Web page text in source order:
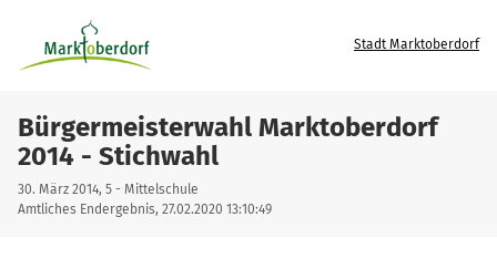
Stadt Marktoberdorf
Bürgermeisterwahl Marktoberdorf
2014 - Stichwahl
30. März 2014, 5 - Mittelschule
Amtliches Endergebnis, 27.02.2020 13:10:49